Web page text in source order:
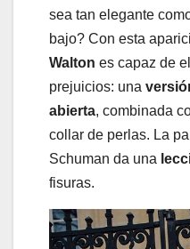
sea tan elegante
bajo? Con esta
Walton es capaz de
prejuicios: una
abierta, combinada
collar de perlas. La
Schuman da una
fisuras.